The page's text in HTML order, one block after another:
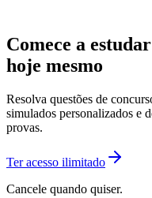
Comece a
hoje mesmo
Resolva questões de
simulados personalizados e
provas.
Ter acesso ilimitado
Cancele quando quiser.